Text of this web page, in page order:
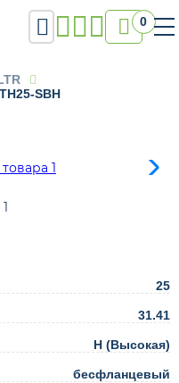
 0
SBH
25
31.41
H (Высокая)
бесфланцевый